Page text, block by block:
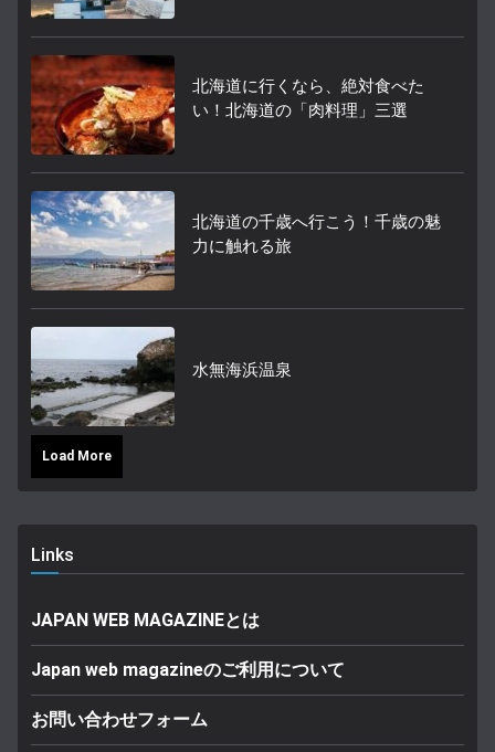
北海道に行くなら、絶対食べた
い！北海道の「肉料理」三選
北海道の千歳へ行こう！千歳の魅
力に触れる旅
水無海浜温泉
Load More
Links
JAPAN WEB MAGAZINEとは
Japan web magazineのご利用について
お問い合わせフォーム